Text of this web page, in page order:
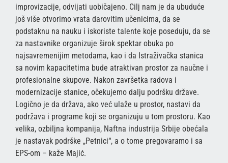
improvizacije, odvijati uobičajeno. Cilj nam je da ubuduće
još više otvorimo vrata darovitim učenicima, da se
podstaknu na nauku i iskoriste talente koje poseduju, da se
za nastavnike organizuje širok spektar obuka po
najsavremenijim metodama, kao i da Istraživačka stanica
sa novim kapacitetima bude atraktivan prostor za naučne i
profesionalne skupove. Nakon završetka radova i
modernizacije stanice, očekujemo dalju podršku države.
Logično je da država, ako već ulaže u prostor, nastavi da
podržava i programe koji se organizuju u tom prostoru. Kao
velika, ozbiljna kompanija, Naftna industrija Srbije obećala
je nastavak podrške „Petnici“, a o tome pregovaramo i sa
EPS-om – kaže Majić.